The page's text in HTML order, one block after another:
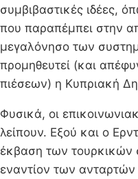
συμβιβαστικές ιδέες,
που παραπέμπει στην
μεγαλόνησο των
προμηθευτεί (και
πιέσεων) η Κυπριακή
Φυσικά, οι
λείπουν. Εξού και ο
έκβαση των τουρκικών
εναντίον των